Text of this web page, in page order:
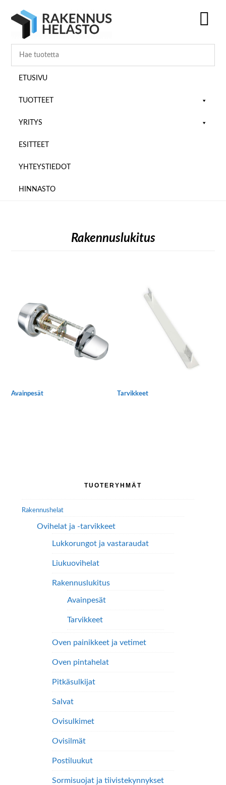
pääsisältöön
ensisijaiseen
alatunnisteeseen
ETUSIVU
TUOTTEET
YRITYS
ESITTEET
YHTEYSTIEDOT
HINNASTO
Rakennuslukitus
Avainpesät Tarvikkeet
TUOTERYHMÄT
Rakennushelat
Ovihelat ja -tarvikkeet
Lukkorungot ja vastaraudat
Liukuovihelat
Rakennuslukitus
Avainpesät
Tarvikkeet
Oven painikkeet ja vetimet
Oven pintahelat
Pitkäsulkijat
Salvat
Ovisulkimet
Ovisilmät
Postiluukut
Sormisuojat ja tiivistekynnykset